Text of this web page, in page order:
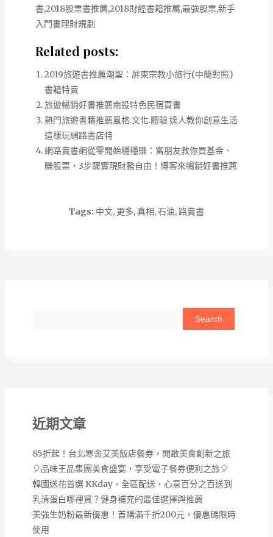
書,2018股票書推薦,2018財經書籍推薦,最強股票,新手
入門書理財規劃
Related posts:
2019旅遊書推薦潮聖：屏東宗教小旅行(中簡對照)
書籍特賣
旅遊暢銷好書推薦南投特色民宿買書
熱門旅遊書籍推薦風格.文化.體驗 達人教你創意生活
這樣玩網路書店特
網路賣書網從零開始穩穩賺：富朋友教你買基金、
賺股票，3步驟實現財務自由！博客來暢銷好書推薦
Tags: 中文, 更多,真相,石油, 路賣書
近期文章
85折起！台北寒舍艾美飯店餐券，開啟美食創新之旅
🎈品味王品集團美食盛宴，享受電子餐券便利之旅🎈
韓國送花首選 KKday，全區配送，心意百分之百送到
乳清蛋白哪裡買？健身補充的最佳選擇與推薦
美強生奶粉最新優惠！首購滿千折200元，優惠碼限時
使用